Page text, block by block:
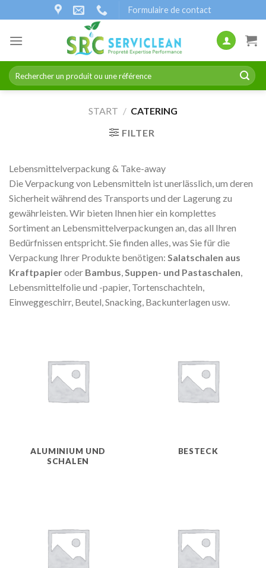
Inhalt
springen
Formulaire de contact
Suchen
nach:
START / CATERING
FILTER
Lebensmittelverpackung & Take-away
Die Verpackung von Lebensmitteln ist unerlässlich, um deren
Sicherheit während des Transports und der Lagerung zu
gewährleisten. Wir bieten Ihnen hier ein komplettes
Sortiment an Lebensmittelverpackungen an, das all Ihren
Bedürfnissen entspricht. Sie finden alles, was Sie für die
Verpackung Ihrer Produkte benötigen: Salatschalen aus
Kraftpapieroder Bambus,Suppen- und Pastaschalen,
Lebensmittelfolie und -papier, Tortenschachteln,
Einweggeschirr, Beutel, Snacking, Backunterlagen usw.
ALUMINIUM UND
SCHALEN
BESTECK